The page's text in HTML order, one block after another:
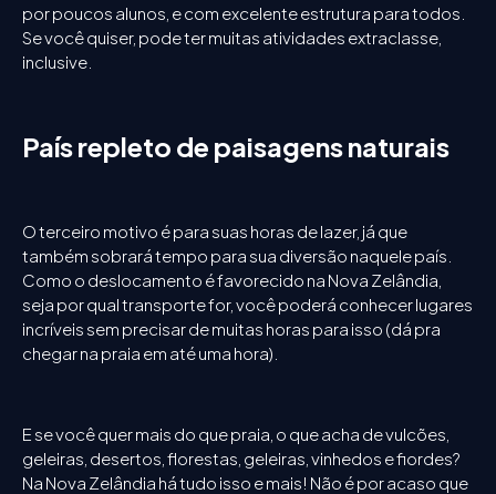
por poucos alunos, e com excelente estrutura para todos.
Se você quiser, pode ter muitas atividades extraclasse,
inclusive.
País repleto de paisagens naturais
O terceiro motivo é para suas horas de lazer, já que
também sobrará tempo para sua diversão naquele país.
Como o deslocamento é favorecido na Nova Zelândia,
seja por qual transporte for, você poderá conhecer lugares
incríveis sem precisar de muitas horas para isso (dá pra
chegar na praia em até uma hora).
E se você quer mais do que praia, o que acha de vulcões,
geleiras, desertos, florestas, geleiras, vinhedos e fiordes?
Na Nova Zelândia há tudo isso e mais! Não é por acaso que